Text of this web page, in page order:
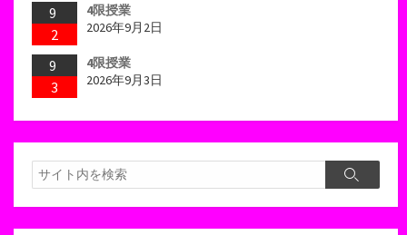
9
2
4限授業
2026年9月2日
9
3
4限授業
2026年9月3日
検
索
検